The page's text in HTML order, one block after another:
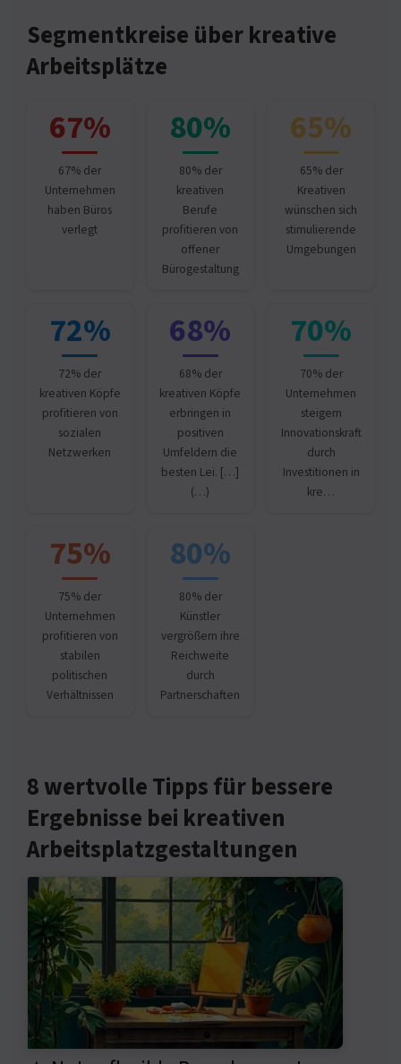
Segmentkreise über kreative
Arbeitsplätze
67%
67% der
Unternehmen
haben Büros
verlegt
80%
80% der
kreativen
Berufe
profitieren von
offener
Bürogestaltung
65%
65% der
Kreativen
wünschen sich
stimulierende
Umgebungen
72%
72% der
kreativen Köpfe
profitieren von
sozialen
Netzwerken
68%
68% der
kreativen Köpfe
erbringen in
positiven
Umfeldern die
besten Lei. […]
(…)
70%
70% der
Unternehmen
steigern
Innovationskraft
durch
Investitionen in
kre…
75%
75% der
Unternehmen
profitieren von
stabilen
politischen
Verhältnissen
80%
80% der
Künstler
vergrößern ihre
Reichweite
durch
Partnerschaften
8 wertvolle Tipps für bessere
Ergebnisse bei kreativen
Arbeitsplatzgestaltungen